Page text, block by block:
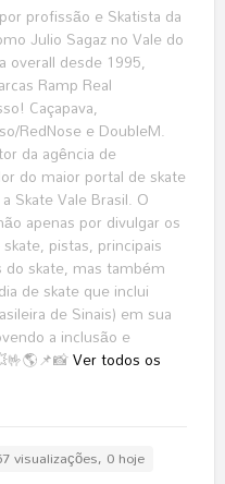
profissão e Skatista da
Julio Sagaz no Vale do
overall desde 1995,
Ramp Real
Caçapava,
RedNose e DoubleM.
da agência de
do maior portal de skate
Skate Vale Brasil. O
apenas por divulgar os
pistas, principais
skate, mas também
de skate que inclui
de Sinais) em sua
a inclusão e
Ver todos os
visualizações, 0 hoje